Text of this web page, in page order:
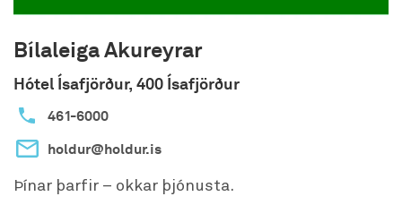
Bílaleiga Akureyrar
Hótel Ísafjörður, 400 Ísafjörður
461-6000
holdur@holdur.is
Þínar þarfir – okkar þjónusta.